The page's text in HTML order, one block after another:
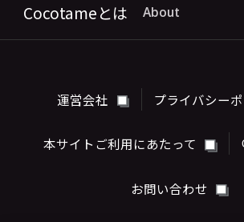
Cocotameとは About
運営会社 プライバシー
本サイトご利用にあたって
お問い合わせ